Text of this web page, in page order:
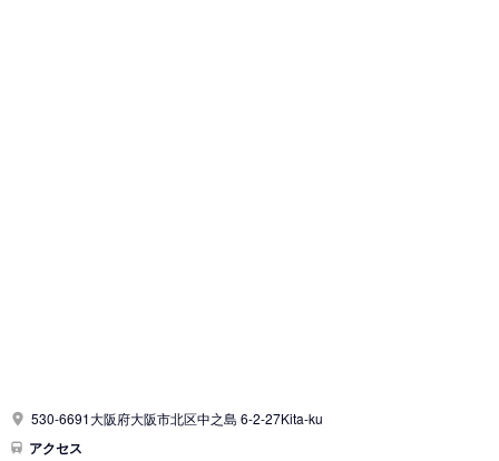
530-6691大阪府大阪市北区中之島 6-2-27Kita-ku
アクセス